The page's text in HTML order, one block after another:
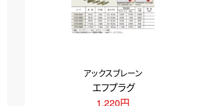
エフプラグ
アックスブレーン
1,220円